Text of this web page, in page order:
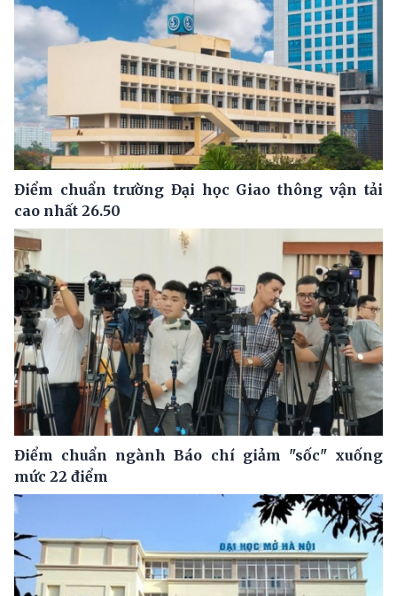
Điểm chuẩn trường Đại học Giao thông vận tải
cao nhất 26.50
Điểm chuẩn ngành Báo chí giảm "sốc" xuống
mức 22 điểm